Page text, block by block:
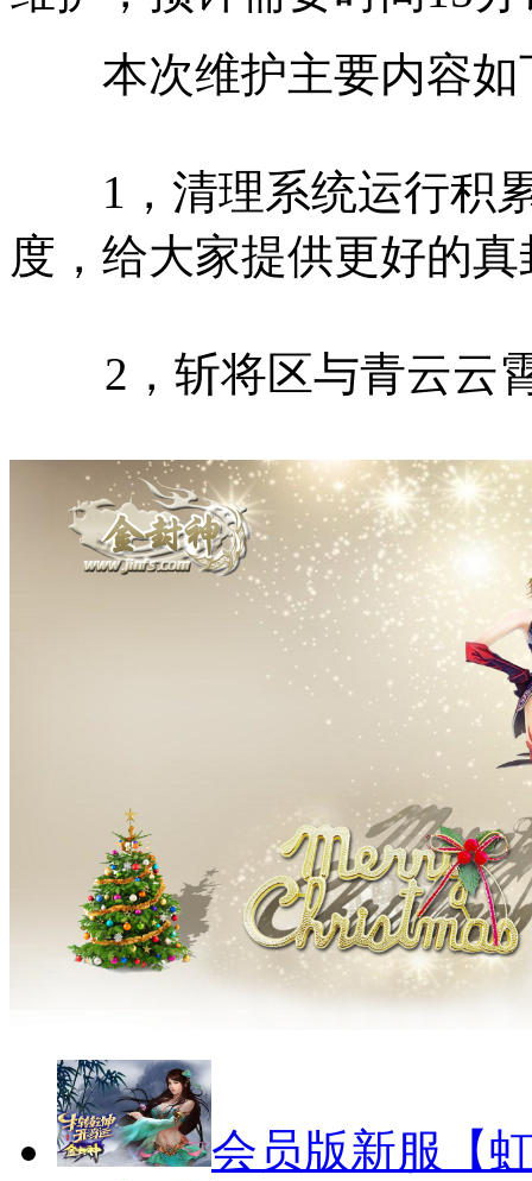
本次维护主要内容如
1，清理系统运行积累
度，给大家提供更好的
2，斩将区与青云云
会员版新服【